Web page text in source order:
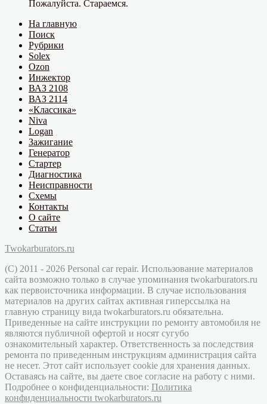
Пожалуйста. Стараемся.
На главную
Поиск
Рубрики
Solex
Ozon
Инжектор
ВАЗ 2108
ВАЗ 2114
«Классика»
Niva
Logan
Зажигание
Генератор
Стартер
Диагностика
Неисправности
Схемы
Контакты
О сайте
Статьи
Twokarburators.ru
(C) 2011 - 2026 Personal car repair. Использование материалов
сайта возможно только в случае упоминания twokarburators.ru
как первоисточника информации. В случае использования
материалов на других сайтах активная гиперссылка на
главную страницу вида twokarburators.ru обязательна.
Приведенные на сайте инструкции по ремонту автомобиля не
являются публичной офертой и носят сугубо
ознакомительный характер. Ответственность за последствия
ремонта по приведенным инструкциям администрация сайта
не несет. Этот сайт использует cookie для хранения данных.
Оставаясь на сайте, вы даете свое согласие на работу с ними.
Подробнее о конфиденциальности: Политика
конфиденциальности twokarburators.ru